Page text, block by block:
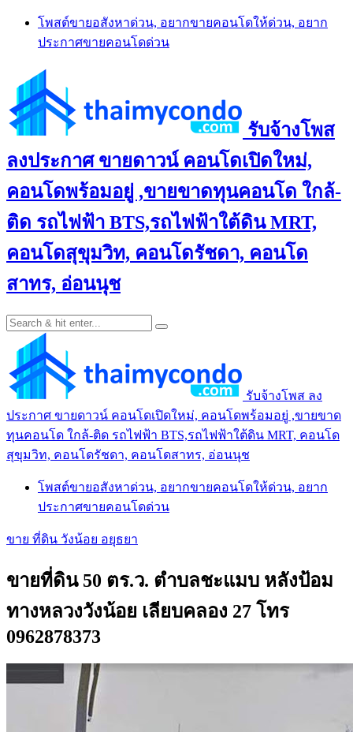
Skip
content
โพสต์ขายอสังหาด่วน, อยากขายคอนโดให้ด่วน, อยาก
ประกาศขายคอนโดด่วน
รับจ้างโพส
ลงประกาศ ขายดาวน์ คอนโดเปิดใหม่,
คอนโดพร้อมอยู่ ,ขายขาดทุนคอนโด ใกล้-
ติด รถไฟฟ้า BTS,รถไฟฟ้าใต้ดิน MRT,
คอนโดสุขุมวิท, คอนโดรัชดา, คอนโด
สาทร, อ่อนนุช
รับจ้างโพส ลง
ประกาศ ขายดาวน์ คอนโดเปิดใหม่, คอนโดพร้อมอยู่ ,ขายขาด
ทุนคอนโด ใกล้-ติด รถไฟฟ้า BTS,รถไฟฟ้าใต้ดิน MRT, คอนโด
สุขุมวิท, คอนโดรัชดา, คอนโดสาทร, อ่อนนุช
โพสต์ขายอสังหาด่วน, อยากขายคอนโดให้ด่วน, อยาก
ประกาศขายคอนโดด่วน
ขาย ที่ดิน วังน้อย อยุธยา
ขายที่ดิน 50 ตร.ว. ตำบลชะแมบ หลังป้อม
ทางหลวงวังน้อย เลียบคลอง 27 โทร
0962878373